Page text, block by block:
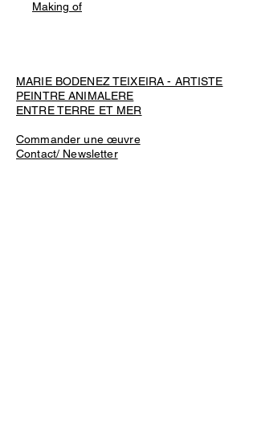
Making of
MARIE BODENEZ TEIXEIRA - ARTISTE
PEINTRE ANIMALERE
ENTRE TERRE ET MER
Commander une œuvre
Contact/ Newsletter